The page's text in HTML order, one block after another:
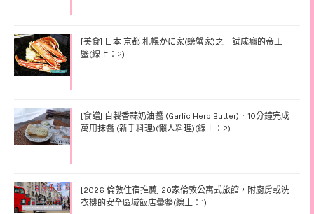
[美食] 日本 京都 札幌かに家(螃蟹家)之一試成癮的帝王
蟹(線上：2)
[食譜] 自製香蒜奶油醬 (Garlic Herb Butter)．10分鐘完成
萬用抹醬 (新手料理)(懶人料理)(線上：2)
[2026 倫敦住宿推薦] 20家倫敦公寓式旅館，附廚房或洗
衣機的安全區域飯店彙整(線上：1)